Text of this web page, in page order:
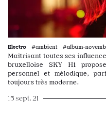
Electro #ambient
Maîtrisant toutes ses
bruxelloise SKY H1
personnel et mélodique,
toujours très moderne.
15 sept. 21